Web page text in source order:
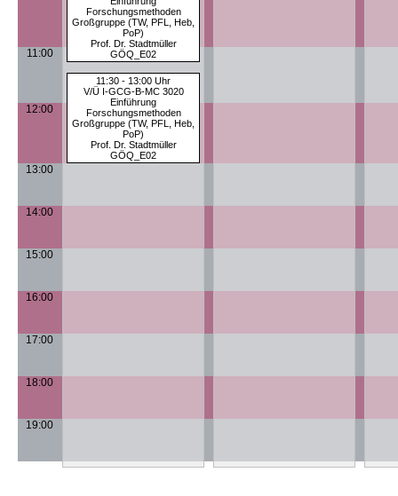
Forschungsmethoden
Großgruppe (TW, PFL, Heb,
PoP)
Prof. Dr. Stadtmüller
GÖQ_E02
11:00
11:30 - 13:00 Uhr
V/Ü I-GCG-B-MC 3020
Einführung
Forschungsmethoden
Großgruppe (TW, PFL, Heb,
PoP)
Prof. Dr. Stadtmüller
GÖQ_E02
12:00
13:00
14:00
15:00
16:00
17:00
18:00
19:00